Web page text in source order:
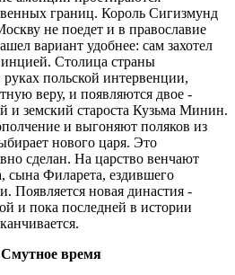
границ. Король Сигизмунд
не поедет и в православие
вариант удобнее: сам захотел
Столица страны
руках польской интервенции,
веру, и появляются двое -
и земский староста Кузьма Минин.
и выгоняют поляков из
нового царя. Это
сделан. На царство венчают
Филарета, ездившего
Появляется новая династия -
и пока последней в истории
время